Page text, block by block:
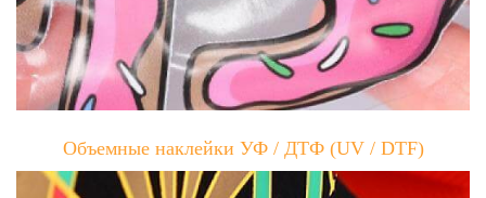
Объемные наклейки УФ / ДТФ (UV / DTF)